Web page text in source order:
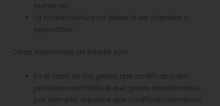
humanas.
La nomenclatura no debería ser ofensiva o
peyorativa.
Otras menciones de interés son:
En el caso de los genes que codifican para
proteínas es habitual que genes relacionados,
por ejemplo, aquellos que codifican miembros